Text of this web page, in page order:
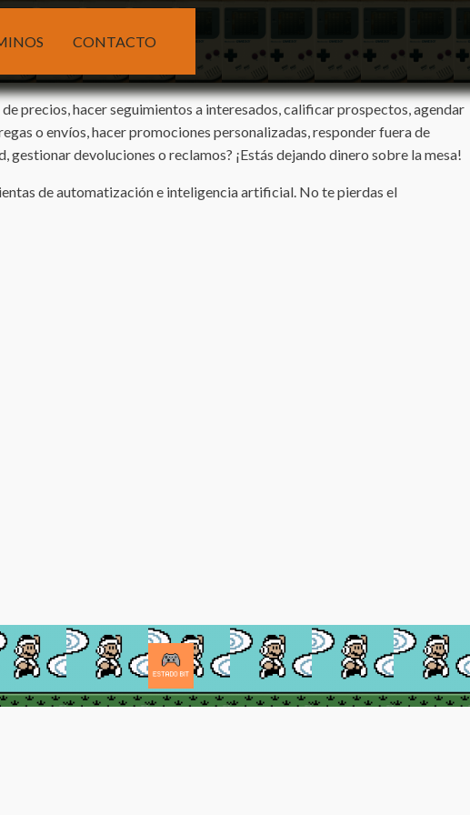
CONTACTO
precios, hacer seguimientos a interesados, calificar prospectos, agendar
o envíos, hacer promociones personalizadas, responder fuera de
devoluciones o reclamos? ¡Estás dejando dinero sobre la mesa!
de automatización e inteligencia artificial. No te pierdas el